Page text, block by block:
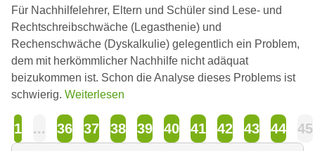
Für Nachhilfelehrer, Eltern und Schüler sind Lese- und
Rechtschreibschwäche (Legasthenie) und
Rechenschwäche (Dyskalkulie) gelegentlich ein Problem,
dem mit herkömmlicher Nachhilfe nicht adäquat
beizukommen ist. Schon die Analyse dieses Problems ist
schwierig. Weiterlesen
1 ... 36 37 38 39 40 41 42 43 44 45